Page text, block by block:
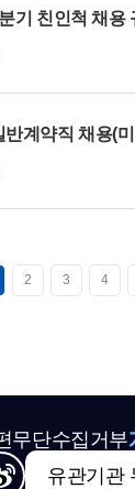
기 친인척 채용
계약직 채용(
2 3 4
무단수집거부
유관기관